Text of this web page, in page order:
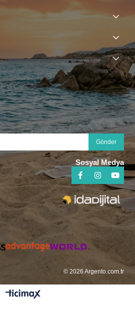
Gönder
Sosyal Medya
© 2026 Argento.com.tr